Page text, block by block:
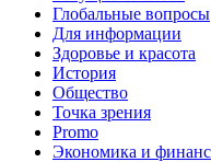
Глобальные вопросы
Для информации
Здоровье и красота
История
Общество
Точка зрения
Promo
Экономика и